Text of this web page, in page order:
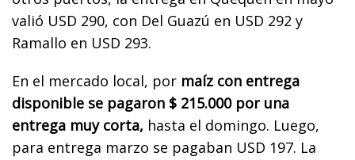
valió USD 290, con Del Guazú en USD 292 y
Ramallo en USD 293.
En el mercado local, por maíz con entrega
disponible se pagaron $ 215.000 por una
entrega muy corta, hasta el domingo. Luego,
para entrega marzo se pagaban USD 197. La